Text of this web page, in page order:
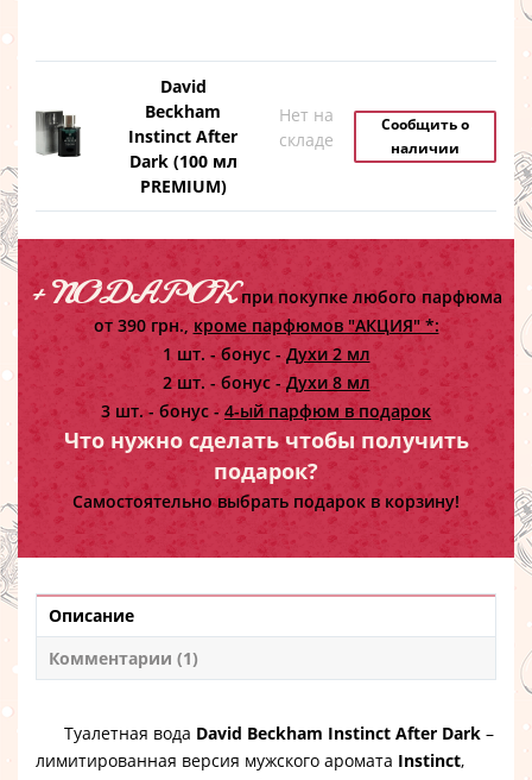
David
Beckham
Instinct After
Dark (100 мл
PREMIUM)
Нет на
складе
Сообщить о
наличии
+ ПОДАРОКпри покупке любого парфюма
от 390 грн., кроме парфюмов "АКЦИЯ" *:
1 шт. - бонус - Духи 2 мл
2 шт. - бонус -Духи 8 мл
3 шт. - бонус - 4-ый парфюм в подарок
Что нужно сделать чтобы получить
подарок?
Самостоятельно выбрать подарок в корзину!
Описание
Комментарии (1)
Туалетная вода David Beckham Instinct After Dark –
лимитированная версия мужского аромата Instinct,